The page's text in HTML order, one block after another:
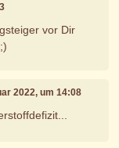
vor Dir
2022, um 14:08